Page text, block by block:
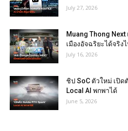
July 27, 2026
Muang Thong
เมืองอัจฉริยะได้จริง
July 16, 2026
ชิป SoC ตัวใหม่ เปิด
Local AI พกพาได้
June 5, 2026